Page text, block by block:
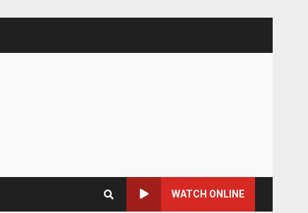
WATCH ONLINE